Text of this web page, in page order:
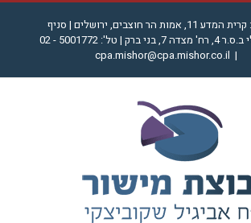
כתובתינו: קרית המדע 11, אמות הר חוצבים, ירושלים | סניף
| טל': 5001772 - 02
|
cpa.mishor@cpa.mishor.co.il